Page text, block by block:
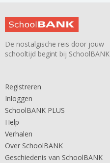
De nostalgische reis door jouw
schooltijd begint bij SchoolBANK
Registreren
Inloggen
SchoolBANK PLUS
Help
Verhalen
Over SchoolBANK
Geschiedenis van SchoolBANK